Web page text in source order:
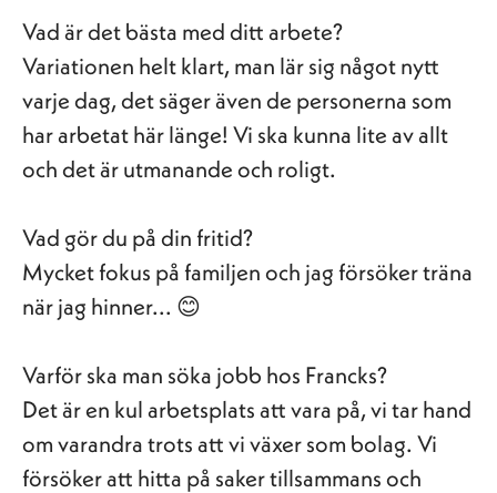
Vad är det bästa med ditt arbete?
Variationen helt klart, man lär sig något nytt
varje dag, det säger även de personerna som
har arbetat här länge! Vi ska kunna lite av allt
och det är utmanande och roligt.
Vad gör du på din fritid?
Mycket fokus på familjen och jag försöker träna
när jag hinner... 😊
Varför ska man söka jobb hos Francks?
Det är en kul arbetsplats att vara på, vi tar hand
om varandra trots att vi växer som bolag. Vi
försöker att hitta på saker tillsammans och